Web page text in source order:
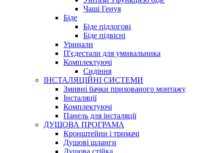
Чаші Генуя
Біде
Біде підлогові
Біде підвісні
Уринали
П'єдестали для умивальника
Комплектуючі
Сидіння
ІНСТАЛЯЦІЙНІ СИСТЕМИ
Змивні бачки прихованого монтажу
Інсталяції
Комплектуючі
Панель для інсталяції
ДУШОВА ПРОГРАМА
Кронштейни і тримачі
Душові шланги
Душова стійка